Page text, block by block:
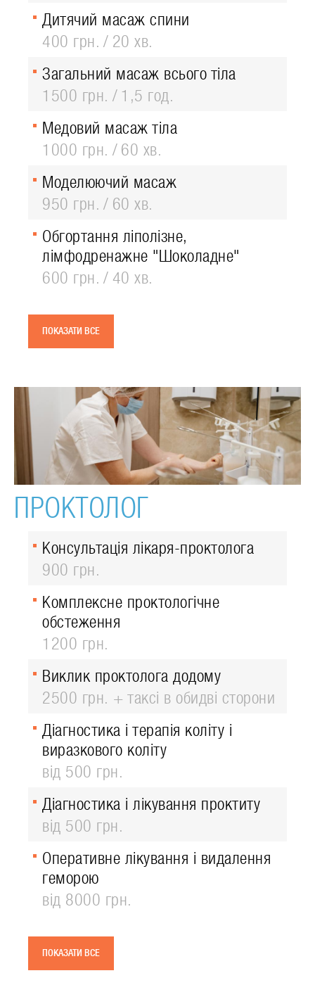
Дитячий масаж спини
400 грн.
20 хв.
Загальний масаж всього тіла
1500 грн.
1,5 год.
Медовий масаж тіла
1000 грн.
60 хв.
Моделюючий масаж
950 грн.
60 хв.
Обгортання ліполізне,
лімфодренажне "Шоколадне"
600 грн.
40 хв.
ПОКАЗАТИ ВСЕ
ПРОКТОЛОГ
Консультація лікаря-проктолога
900 грн.
Комплексне проктологічне
обстеження
1200 грн.
Виклик проктолога додому
2500 грн. + таксі в обидві сторони
Діагностика і терапія коліту і
виразкового коліту
від 500 грн.
Діагностика і лікування проктиту
від 500 грн.
Оперативне лікування і видалення
геморою
від 8000 грн.
ПОКАЗАТИ ВСЕ